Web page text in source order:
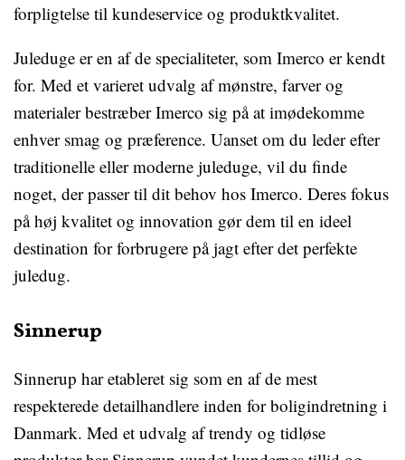
forpligtelse til kundeservice og produktkvalitet.
Juleduge er en af de specialiteter, som Imerco er kendt
for. Med et varieret udvalg af mønstre, farver og
materialer bestræber Imerco sig på at imødekomme
enhver smag og præference. Uanset om du leder efter
traditionelle eller moderne juleduge, vil du finde
noget, der passer til dit behov hos Imerco. Deres fokus
på høj kvalitet og innovation gør dem til en ideel
destination for forbrugere på jagt efter det perfekte
juledug.
Sinnerup
Sinnerup har etableret sig som en af de mest
respekterede detailhandlere inden for boligindretning i
Danmark. Med et udvalg af trendy og tidløse